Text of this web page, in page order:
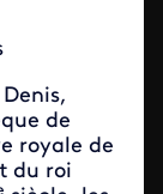
de
royale de
du roi